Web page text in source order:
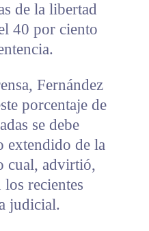
de la libertad
40 por ciento
Fernández
porcentaje de
se debe
extendido de la
cual, advirtió,
recientes
judicial.